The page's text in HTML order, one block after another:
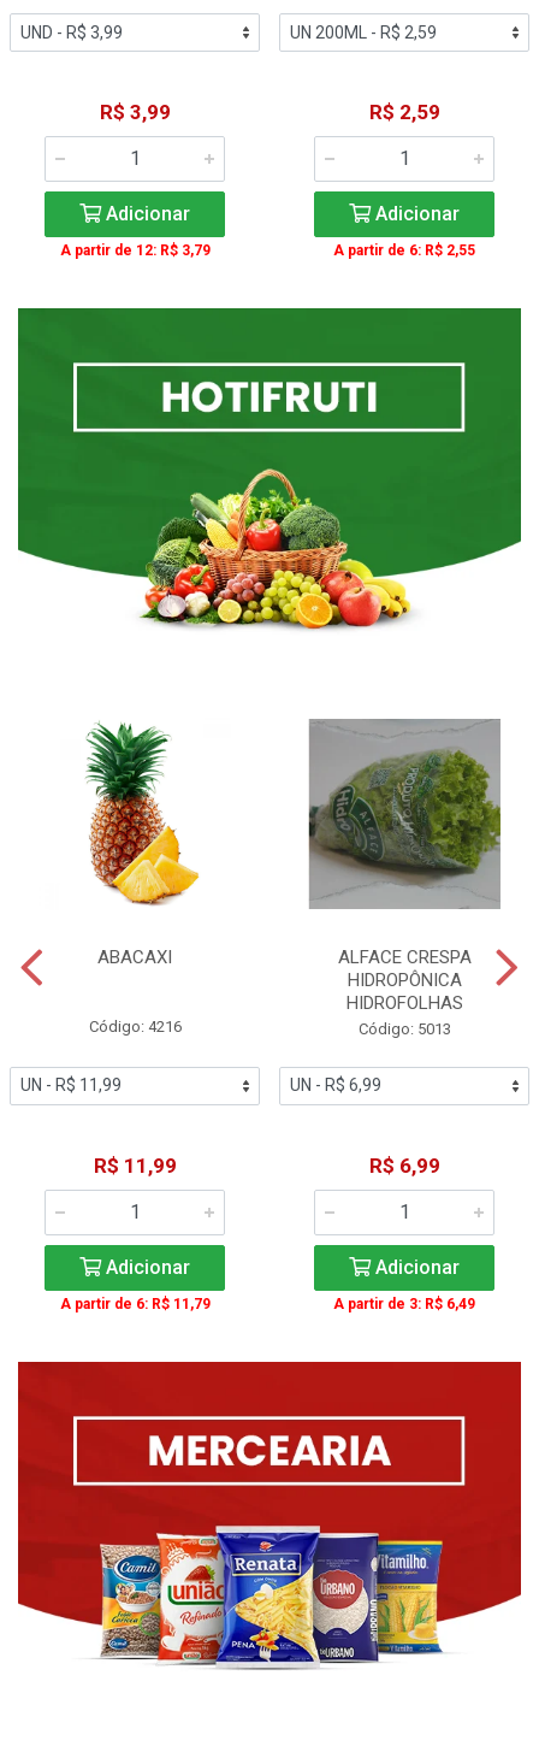
R$ 3,99
Adicionar
A partir de 12: R$ 3,79
R$ 2,59
Adicionar
A partir de 6: R$ 2,55
ABACAXI
Código: 4216
R$ 11,99
Adicionar
A partir de 6: R$ 11,79
ALFACE CRESPA
HIDROPÔNICA
HIDROFOLHAS
Código: 5013
R$ 6,99
Adicionar
A partir de 3: R$ 6,49